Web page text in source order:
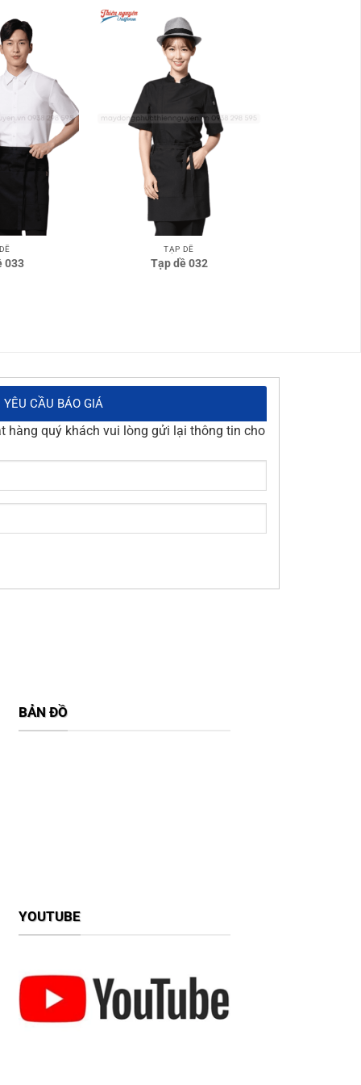
033
TẠP DỀ
Tạp dề 032
YÊU CẦU BÁO GIÁ
hàng quý khách vui lòng gửi lại thông tin cho
BẢN ĐỒ
YOUTUBE